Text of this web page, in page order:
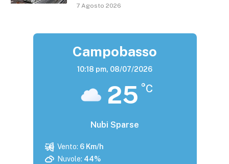
7 Agosto 2026
Campobasso
10:18 pm, 08/07/2026
25 °C
Nubi Sparse
Vento: 6 Km/h
Nuvole: 44%